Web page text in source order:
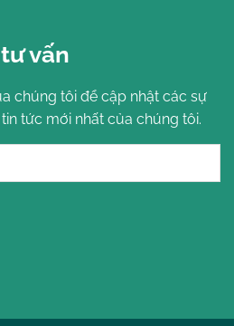
vấn
chúng tôi để cập nhật các sự
tức mới nhất của chúng tôi.